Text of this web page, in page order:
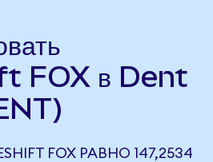
FOX в Dent
FOX РАВНО 147,2534